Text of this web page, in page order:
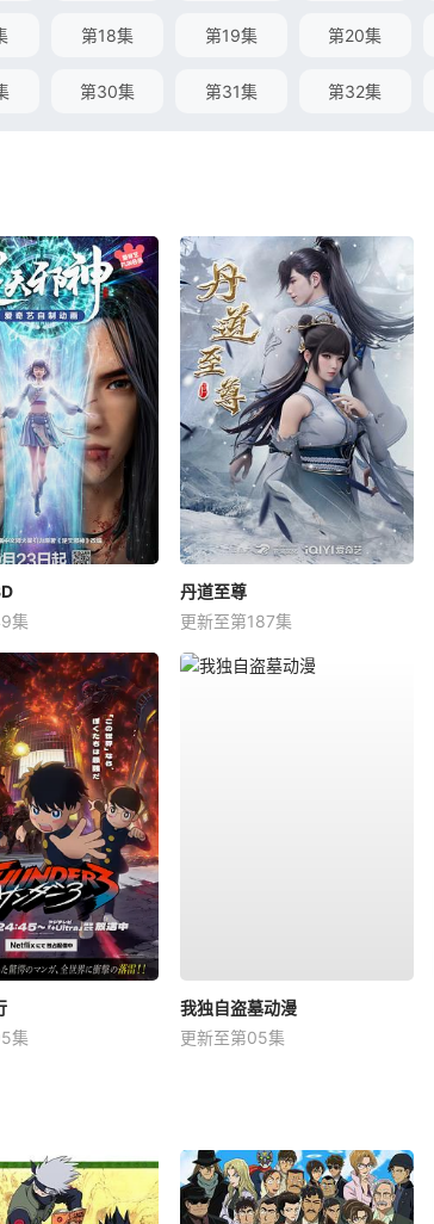
第18集 第19集 第20集
第30集 第31集 第32集
集
丹道至尊
更新至第187集
集
我独自盗墓动漫
更新至第05集